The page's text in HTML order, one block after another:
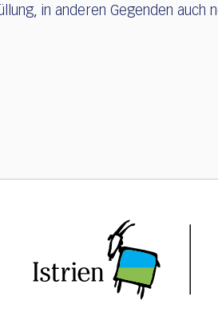
in anderen Gegenden auch